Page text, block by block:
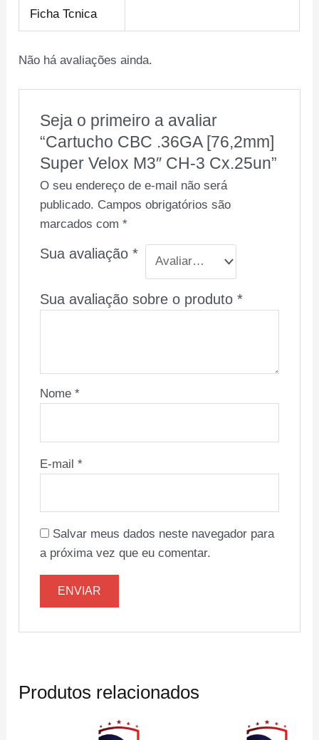
Ficha Tcnica
Não há avaliações ainda.
Seja o primeiro a avaliar
“Cartucho CBC .36GA [76,2mm]
Super Velox M3″ CH-3 Cx.25un”
O seu endereço de e-mail não será
publicado. Campos obrigatórios são
marcados com *
Sua avaliação *
Sua avaliação sobre o produto *
Nome *
E-mail *
Salvar meus dados neste navegador para
a próxima vez que eu comentar.
Produtos relacionados